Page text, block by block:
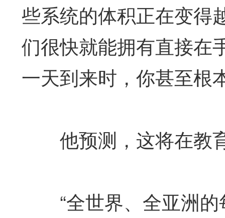
些系统的体积正在变得
们很快就能拥有直接在
一天到来时，你甚至根
他预测，这将在教
“全世界、全亚洲的